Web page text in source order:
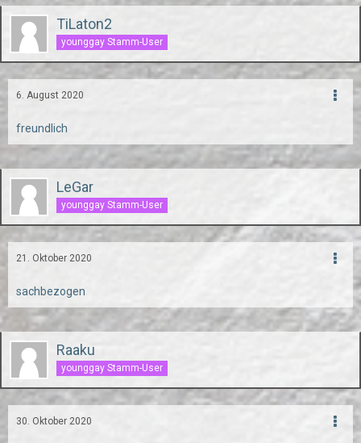
TiLaton2
younggay Stamm-User
6. August 2020
freundlich
LeGar
younggay Stamm-User
21. Oktober 2020
sachbezogen
Raaku
younggay Stamm-User
30. Oktober 2020